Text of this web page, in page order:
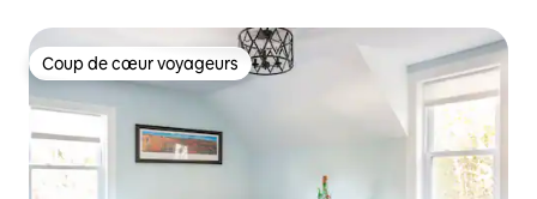
Coup de cœur voyageurs
Coup de cœur voyageurs